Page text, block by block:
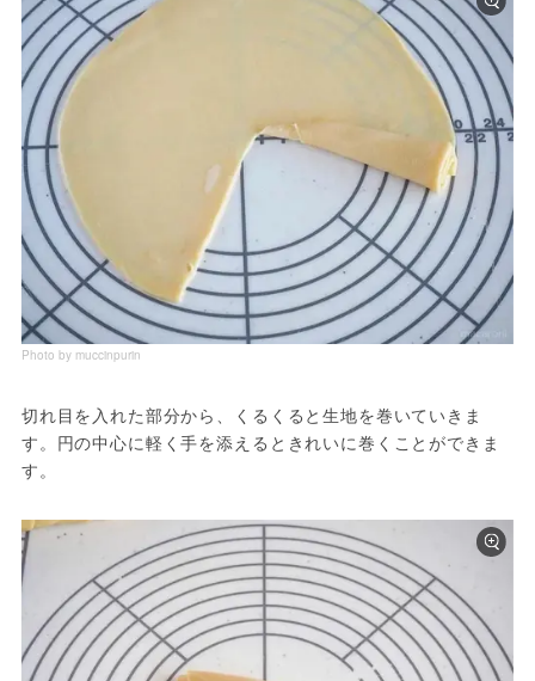
Photo by muccinpurin
切れ目を入れた部分から、くるくると生地を巻いていきま
す。円の中心に軽く手を添えるときれいに巻くことができま
す。